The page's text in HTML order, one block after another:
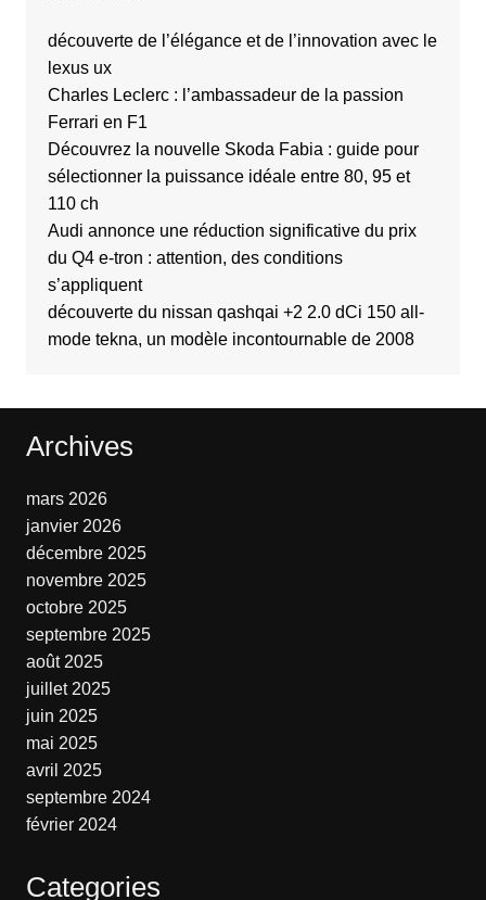
découverte de l’élégance et de l’innovation avec le
lexus ux
Charles Leclerc : l’ambassadeur de la passion
Ferrari en F1
Découvrez la nouvelle Skoda Fabia : guide pour
sélectionner la puissance idéale entre 80, 95 et
110 ch
Audi annonce une réduction significative du prix
du Q4 e-tron : attention, des conditions
s’appliquent
découverte du nissan qashqai +2 2.0 dCi 150 all-
mode tekna, un modèle incontournable de 2008
Archives
mars 2026
janvier 2026
décembre 2025
novembre 2025
octobre 2025
septembre 2025
août 2025
juillet 2025
juin 2025
mai 2025
avril 2025
septembre 2024
février 2024
Categories